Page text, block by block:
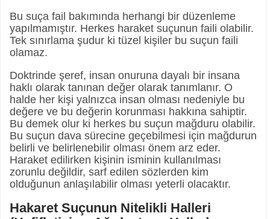
Bu suça fail bakımında herhangi bir düzenleme
yapılmamıştır. Herkes haraket suçunun faili olabilir.
Tek sınırlama şudur ki tüzel kişiler bu suçun faili
olamaz.
Doktrinde şeref, insan onuruna dayalı bir insana
haklı olarak tanınan değer olarak tanımlanır. O
halde her kişi yalnızca insan olması nedeniyle bu
değere ve bu değerin korunması hakkına sahiptir.
Bu demek olur ki herkes bu suçun mağduru olabilir.
Bu suçun dava sürecine geçebilmesi için mağdurun
belirli ve belirlenebilir olması önem arz eder.
Haraket edilirken kişinin isminin kullanılması
zorunlu değildir, sarf edilen sözlerden kim
olduğunun anlaşılabilir olması yeterli olacaktır.
Hakaret Suçunun Nitelikli Halleri